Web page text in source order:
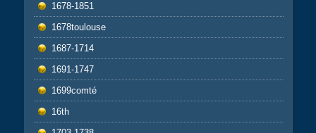
1678-1851
1678toulouse
1687-1714
1691-1747
1699comté
16th